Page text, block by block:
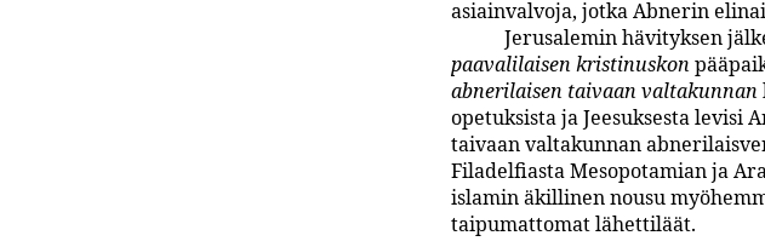
asiainvalvoja, jotka Abnerin
Jerusalemin hävityksen
paavalilaisen kristinuskon
abnerilaisen taivaan valtakunnan
opetuksis­ta ja Jeesuksesta levisi
taivaan valtakunnan
Filadelfiasta Mesopotamian ja
islamin äkillinen nousu
taipumattomat lähettiläät.